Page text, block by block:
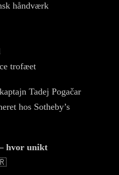
håndværk
trofæet
Tadej Pogačar
hos Sotheby’s
hvor unikt